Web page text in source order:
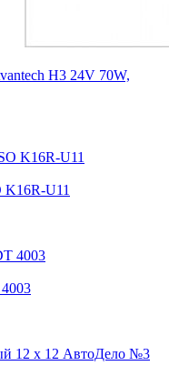
H3 24V 70W,
K16R-U11